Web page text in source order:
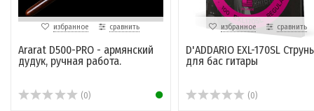
избранное сравнить
Ararat D500-PRO - армянский
дудук, ручная работа.
(0)
избранное сравнить
D'ADDARIO EXL-170SL
для бас гитары
(0)